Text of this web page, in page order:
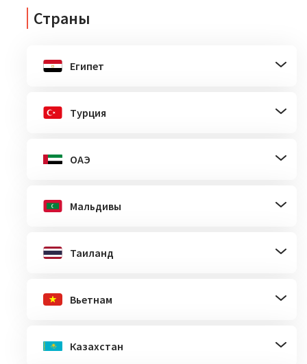
Страны
Египет
Турция
ОАЭ
Мальдивы
Таиланд
Вьетнам
Казахстан